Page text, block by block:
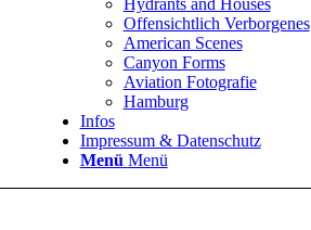
Hydrants and Houses
Offensichtlich Verborgenes
American Scenes
Canyon Forms
Aviation Fotografie
Hamburg
Infos
Impressum & Datenschutz
Menü Menü